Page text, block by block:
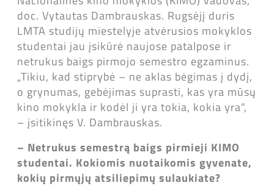
doc. Vytautas Dambrauskas. Rugsėjį duris
LMTA studijų miestelyje atvėrusios mokyklos
studentai jau įsikūrė naujose patalpose ir
netrukus baigs pirmojo semestro egzaminus.
„Tikiu, kad stiprybė – ne aklas bėgimas į dydį,
o grynumas, gebėjimas suprasti, kas yra mūsų
kino mokykla ir kodėl ji yra tokia, kokia yra“,
– įsitikinęs V. Dambrauskas.
– Netrukus semestrą baigs pirmieji KIMO
studentai. Kokiomis nuotaikomis gyvenate,
kokių pirmųjų atsiliepimų sulaukiate?